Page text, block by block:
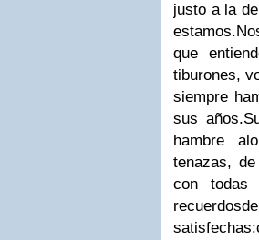
justo a la
estamos.
que
tiburones,
siempre
sus años.
hambre
tenazas,
con todas
recuerdos
satisfechas: